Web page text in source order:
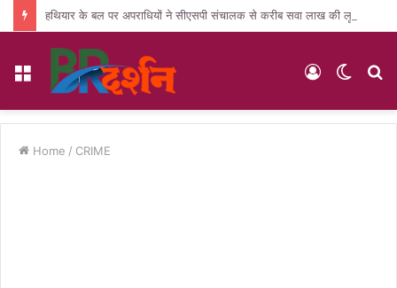
Menu
Switch
Log
Home / CRIME